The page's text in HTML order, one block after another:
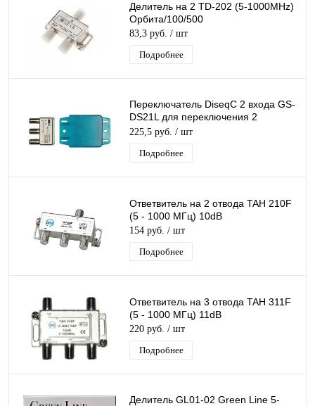
Делитель на 2 TD-202 (5-1000MHz)
Орбита/100/500
83,3 руб. / шт
Подробнее
Переключатель DiseqC 2 входа GS-
DS21L для переключения 2
конвертеров одним ресивером
(приставкой)
225,5 руб. / шт
Подробнее
Ответвитель на 2 отвода TAH 210F
(5 - 1000 МГц) 10dB
154 руб. / шт
Подробнее
Ответвитель на 3 отвода TAH 311F
(5 - 1000 МГц) 11dB
220 руб. / шт
Подробнее
Делитель GL01-02 Green Line 5-